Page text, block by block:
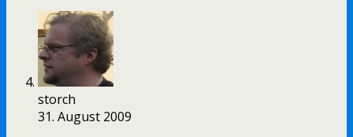
storch
31. August 2009